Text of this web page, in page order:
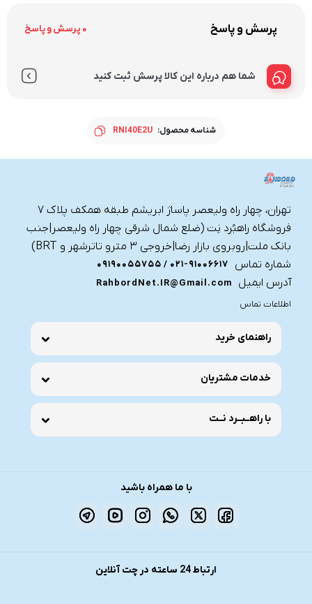
پرسش و پاسخ 0 پرسش و پاسخ
شما هم درباره این کالا پرسش ثبت کنید
شناسه محصول: RNI40E2U
تهران، چهار راه ولیعصر پاساژ ابریشم طبقه همکف پلاک ۷
فروشگاه راهبُرد نِت (ضلع شمال شرقی چهار راه ولیعصر|جنب
بانک ملت|روبروی بازار رضا|خروجی ۳ مترو تاترشهر و BRT)‎‎
شماره تماس
021-91006617 / 09190055755
آدرس ایمیل
RahbordNet.IR@Gmail.com
اطلاعات تماس
راهنمای خرید
خدمات مشتریان
با راهــبــرد نــت
با ما همراه باشید
ارتباط 24 ساعته در چت آنلاین